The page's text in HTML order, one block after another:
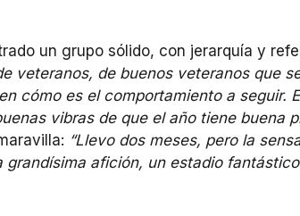
un grupo sólido, con jerarquía y
veteranos, de buenos veteranos que
cómo es el comportamiento a seguir.
vibras de que el año tiene buena
“Llevo dos meses, pero la
grandísima afición, un estadio